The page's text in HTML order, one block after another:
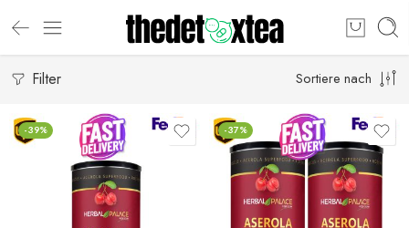
Filter Sortiere nach
-39% -37%